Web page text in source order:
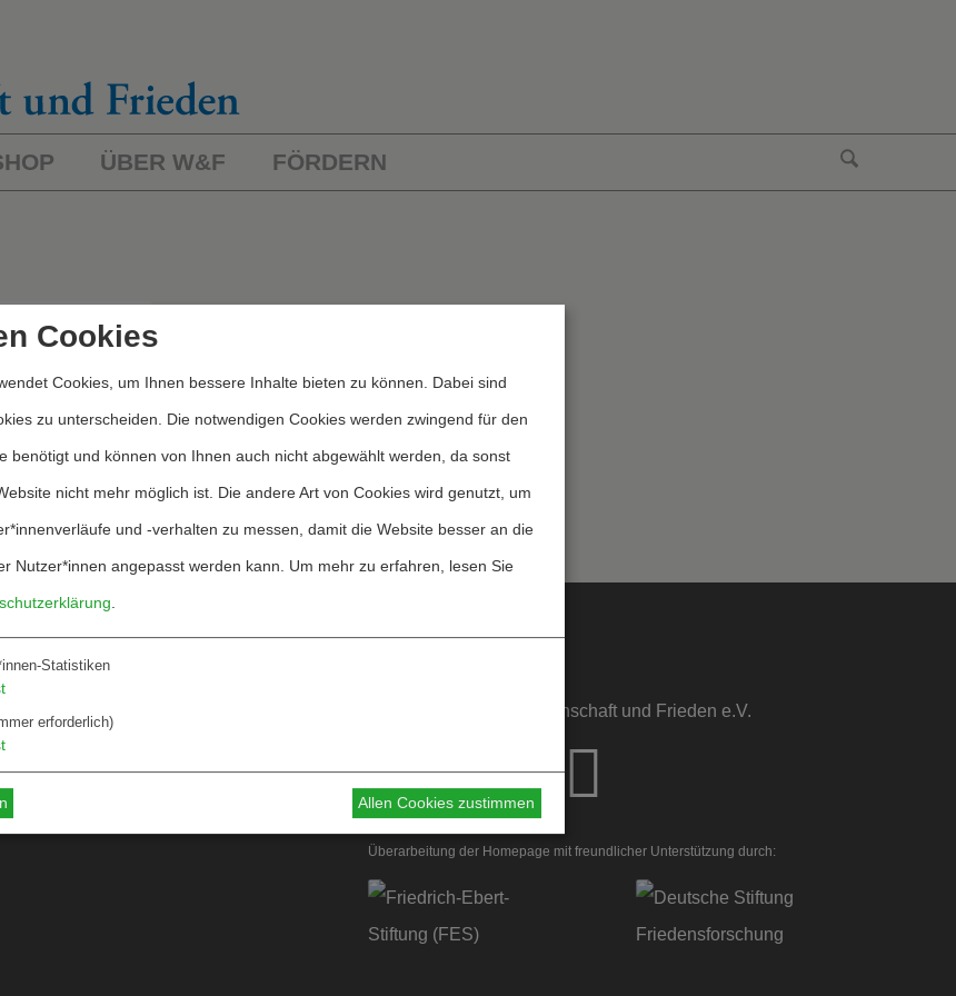
ÜBER W&F FÖRDERN
Kategorien
Informationsstelle Wissenschaft und Frieden e.V.
Überarbeitung der Homepage mit freundlicher Unterstützung durch:
Cookies
Cookies, um Ihnen bessere Inhalte bieten zu können. Dabei sind
zu unterscheiden. Die notwendigen Cookies werden zwingend für den
benötigt und können von Ihnen auch nicht abgewählt werden, da sonst
nicht mehr möglich ist. Die andere Art von Cookies wird genutzt, um
und -verhalten zu messen, damit die Website besser an die
Nutzer*innen angepasst werden kann. Um mehr zu erfahren, lesen Sie
Statistiken
erforderlich)
Allen Cookies zustimmen